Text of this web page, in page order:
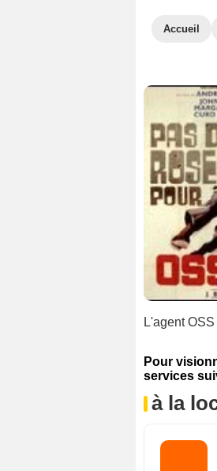
Accueil
L'agent
Pour
services
à la